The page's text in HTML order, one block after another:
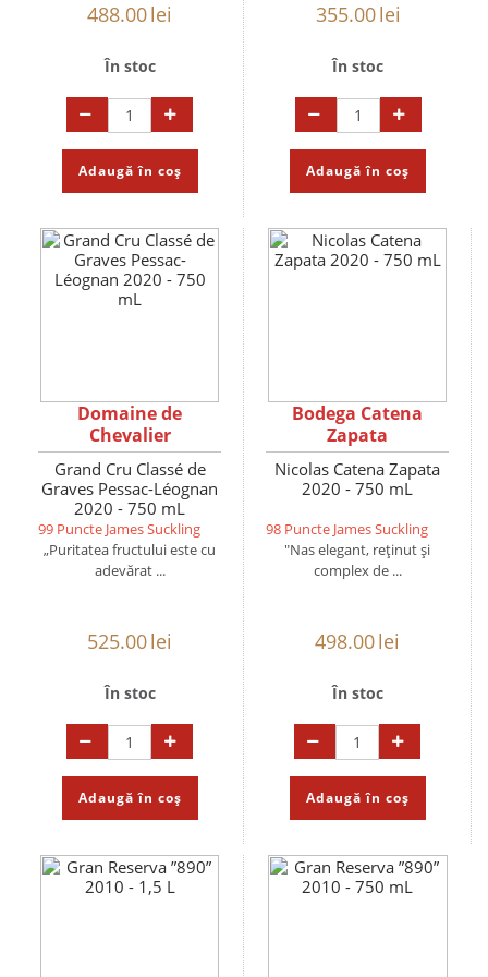
488.00lei
În stoc
Adaugă în coș
355.00lei
În stoc
Adaugă în coș
Domaine de
Chevalier
Grand Cru Classé de
Graves Pessac-Léognan
2020 - 750 mL
99 Puncte James Suckling
„Puritatea fructului este cu
adevărat ...
525.00lei
În stoc
Adaugă în coș
Bodega Catena
Zapata
Nicolas Catena Zapata
2020 - 750 mL
98 Puncte James Suckling
"Nas elegant, reținut și
complex de ...
498.00lei
În stoc
Adaugă în coș